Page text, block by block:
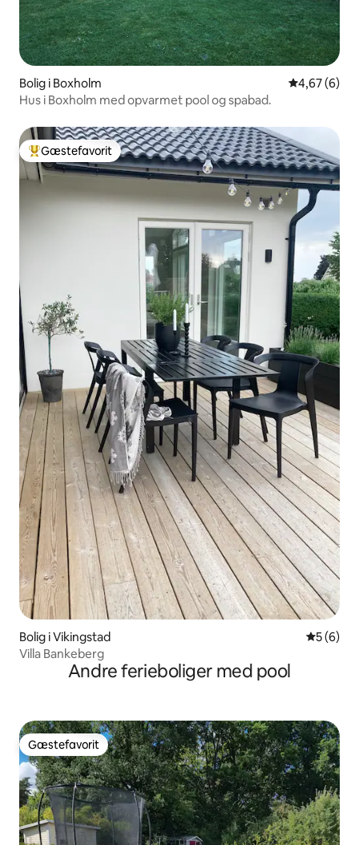
Bolig i Boxholm 4,67 ud af 5
4,67 (6)
Hus i Boxholm med opvarmet pool og spabad.
Bedste gæstefavorit
Gæstefavorit
Bolig i Vikingstad 5 ud af 5
5 (6)
Villa Bankeberg
Andre ferieboliger med pool
Gæstefavorit
Gæstefavorit